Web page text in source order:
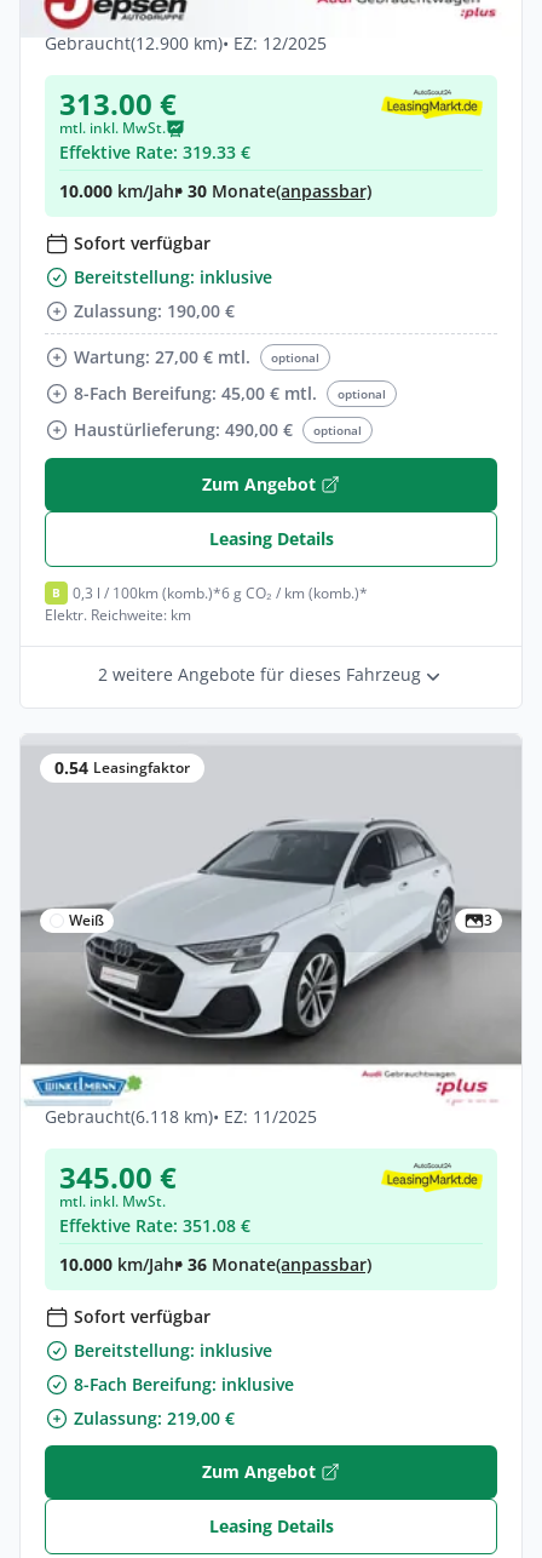
Hybrid •Automatik •
Gebraucht(12.900 km)• EZ: 12/2025
313.00 €
mtl. inkl. MwSt.
Effektive Rate: 319.33 €
10.000 km/Jahr• 30 Monate(anpassbar)
Sofort verfügbar
Bereitstellung: inklusive
Zulassung: 190,00 €
Wartung: 27,00 € mtl.
optional
8-Fach Bereifung: 45,00 € mtl. optional
Haustürlieferung: 490,00 € optional
Zum Angebot
Leasing Details
B 0,3 l / 100km (komb.)*6 g CO₂ / km (komb.)*
Elektr. Reichweite: km
2 weitere Angebote für dieses Fahrzeug
0.54 Leasingfaktor
Weiß 3
Privat & Gewerbe
Audi A3 Sportback S line TFSI e ACC
MATRIX KAMERA NAVI SONOS
Hybrid •Automatik •
Gebraucht(6.118 km)• EZ: 11/2025
345.00 €
mtl. inkl. MwSt.
Effektive Rate: 351.08 €
10.000 km/Jahr• 36 Monate(anpassbar)
Sofort verfügbar
Bereitstellung: inklusive
8-Fach Bereifung: inklusive
Zulassung: 219,00 €
Zum Angebot
Leasing Details